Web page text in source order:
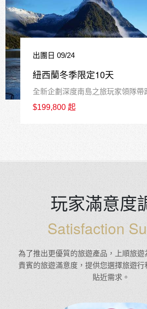
冬季限定10天
深度南島之旅玩家領隊帶路
玩家滿意度
Satisfaction
為了推出更優質的旅遊產品，上順旅
貴賓的旅遊滿意度，提供您選擇旅遊
貼近需求。